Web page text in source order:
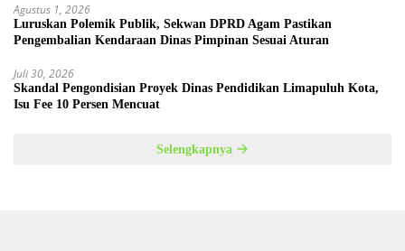
Agustus 1, 2026
Luruskan Polemik Publik, Sekwan DPRD Agam Pastikan
Pengembalian Kendaraan Dinas Pimpinan Sesuai Aturan
Juli 30, 2026
Skandal Pengondisian Proyek Dinas Pendidikan Limapuluh Kota,
Isu Fee 10 Persen Mencuat
Selengkapnya